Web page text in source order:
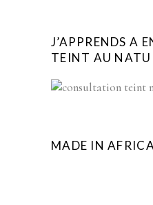
J’APPRENDS A
TEINT AU
MADE IN AFRICA